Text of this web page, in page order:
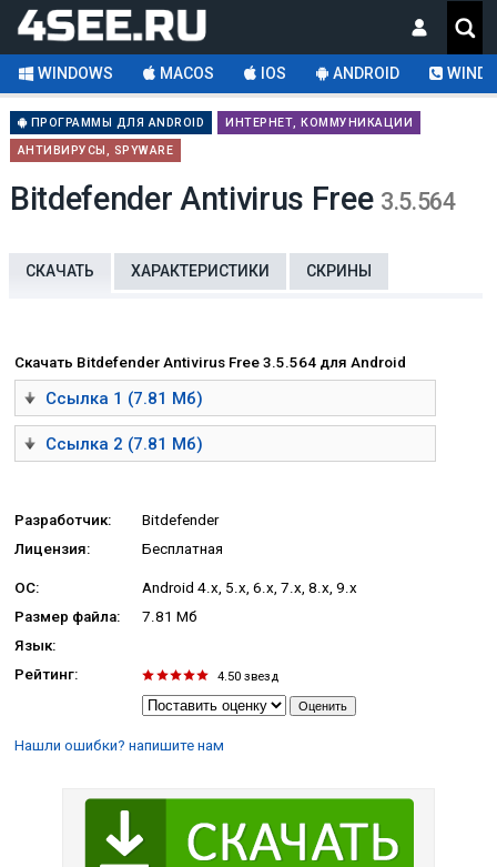
WINDOWS MACOS IOS ANDROID
ПРОГРАММЫ ДЛЯ ANDROID
ИНТЕРНЕТ, КОММУНИКАЦИИ
АНТИВИРУСЫ, SPYWARE
Bitdefender Antivirus Free 3.5.564
СКАЧАТЬ ХАРАКТЕРИСТИКИ СКРИНЫ
Скачать Bitdefender Antivirus Free 3.5.564 для Android
Ссылка 1 (7.81 Мб)
Ссылка 2 (7.81 Мб)
Разработчик:
Bitdefender
Лицензия:
Бесплатная
ОС:
Android 4.x, 5.x, 6.x, 7.x, 8.x, 9.x
Размер файла:
7.81 Мб
Язык:
Рейтинг:
4.50 звезд
Нашли ошибки? напишите нам